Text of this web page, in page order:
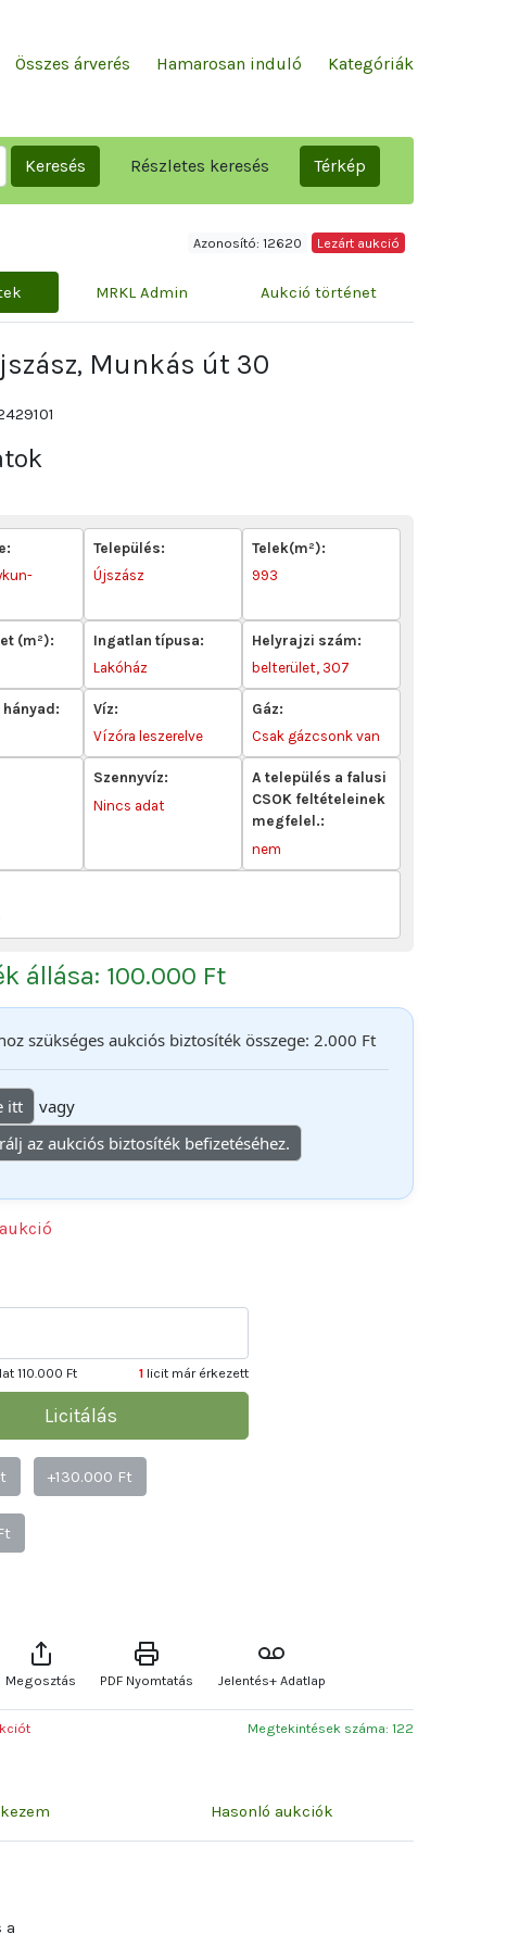
Összes árverés Hamarosan induló Kategóriák
Keresés Részletes keresés Térkép
Azonosító: 12620 Lezárt aukció
MRKL Admin Aukció történet
Munkás út 30
Település:
Újszász
Telek(m²):
993
(m²):
Ingatlan típusa:
Lakóház
Helyrajzi szám:
belterület, 307
Víz:
Vízóra leszerelve
Gáz:
Csak gázcsonk van
Szennyvíz:
Nincs adat
A település a falusi
CSOK feltételeinek
megfelel.:
nem
állása: 100.000 Ft
szükséges aukciós biztosíték összege: 2.000 Ft
itt
vagy
az aukciós biztosíték befizetéséhez.
110.000 Ft 1 licit már érkezett
Licitálás
+130.000 Ft
Megosztás PDF Nyomtatás Jelentés+ Adatlap
Megtekintések száma: 122
Hasonló aukciók
a